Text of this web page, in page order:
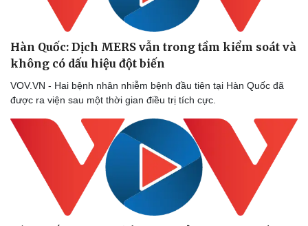
Doanh nghiệp
Thông tin doanh nghiệp
Doanh nghiệp 24h
Doanh nhân
Vì cộng đồng
Công nghệ
Sành điệu
Tin Công nghệ
Trải nghiệm
Chuyển đổi số
Hàn Quốc: Dịch MERS vẫn trong tầm kiểm soát và
không có dấu hiệu đột biến
VOV.VN - Hai bệnh nhân nhiễm bệnh đầu tiên tại Hàn Quốc đã
được ra viện sau một thời gian điều trị tích cực.